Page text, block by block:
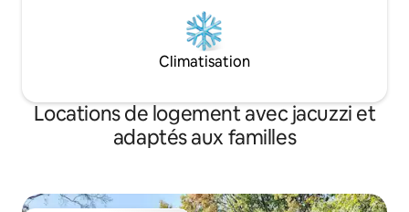
Climatisation
Locations de logement avec jacuzzi et
adaptés aux familles